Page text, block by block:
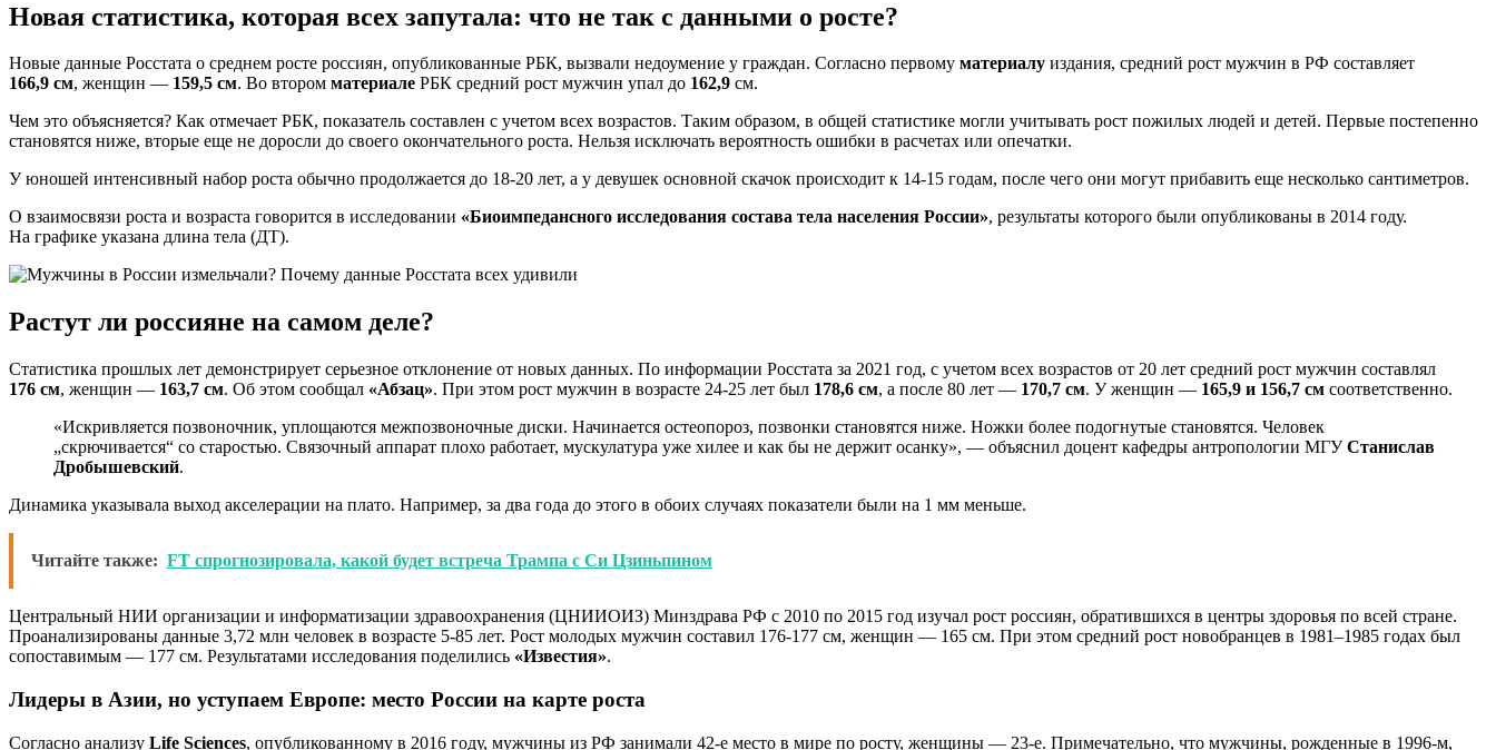
Новая статистика, которая всех запутала: что не так с данными о росте?
Новые данные Росстата о среднем росте россиян, опубликованные РБК, вызвали недоумение у граждан. Согласно первому материалу издания, средний рост мужчин в РФ составляет
166,9 см, женщин — 159,5 см. Во втором материале РБК средний рост мужчин упал до 162,9 см.
Чем это объясняется? Как отмечает РБК, показатель составлен с учетом всех возрастов. Таким образом, в общей статистике могли учитывать рост пожилых людей и детей. Первые постепенно
становятся ниже, вторые еще не доросли до своего окончательного роста. Нельзя исключать вероятность ошибки в расчетах или опечатки.
У юношей интенсивный набор роста обычно продолжается до 18-20 лет, а у девушек основной скачок происходит к 14-15 годам, после чего они могут прибавить еще несколько сантиметров.
О взаимосвязи роста и возраста говорится в исследовании «Биоимпедансного исследования состава тела населения России», результаты которого были опубликованы в 2014 году.
На графике указана длина тела (ДТ).
Растут ли россияне на самом деле?
Статистика прошлых лет демонстрирует серьезное отклонение от новых данных. По информации Росстата за 2021 год, с учетом всех возрастов от 20 лет средний рост мужчин составлял
176 см, женщин — 163,7 см. Об этом сообщал «Абзац». При этом рост мужчин в возрасте 24-25 лет был 178,6 см, а после 80 лет — 170,7 см. У женщин — 165,9 и 156,7 см соответственно.
«Искривляется позвоночник, уплощаются межпозвоночные диски. Начинается остеопороз, позвонки становятся ниже. Ножки более подогнутые становятся. Человек
„скрючивается“ со старостью. Связочный аппарат плохо работает, мускулатура уже хилее и как бы не держит осанку», — объяснил доцент кафедры антропологии МГУСтанислав
Дробышевский.
Динамика указывала выход акселерации на плато. Например, за два года до этого в обоих случаях показатели были на 1 мм меньше.
Читайте также: FT спрогнозировала, какой будет встреча Трампа с Си Цзиньпином
Центральный НИИ организации и информатизации здравоохранения (ЦНИИОИЗ) Минздрава РФ с 2010 по 2015 год изучал рост россиян, обратившихся в центры здоровья по всей стране.
Проанализированы данные 3,72 млн человек в возрасте 5-85 лет. Рост молодых мужчин составил 176-177 см, женщин — 165 см. При этом средний рост новобранцев в 1981–1985 годах был
сопоставимым — 177 см. Результатами исследования поделились «Известия».
Лидеры в Азии, но уступаем Европе: место России на карте роста
Согласно анализу Life Sciences, опубликованному в 2016 году, мужчины из РФ занимали 42-е место в мире по росту, женщины — 23-е. Примечательно, что мужчины, рожденные в 1996-м,